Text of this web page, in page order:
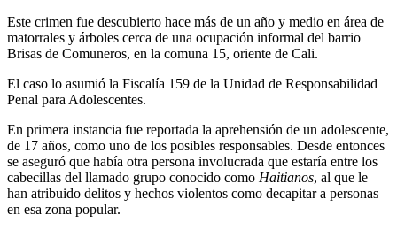
Este crimen fue descubierto hace más de un año y medio en área de
matorrales y árboles cerca de una ocupación informal del barrio
Brisas de Comuneros, en la comuna 15, oriente de Cali.
El caso lo asumió la Fiscalía 159 de la Unidad de Responsabilidad
Penal para Adolescentes.
En primera instancia fue reportada la aprehensión de un adolescente,
de 17 años, como uno de los posibles responsables. Desde entonces
se aseguró que había otra persona involucrada que estaría entre los
cabecillas del llamado grupo conocido como Haitianos, al que le
han atribuido delitos y hechos violentos como decapitar a personas
en esa zona popular.